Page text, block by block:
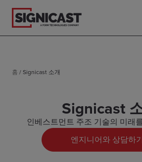
홈 /Signicast 소개
Signicast
인베스트먼트 주조 기술의 미래
엔지니어와 상담하